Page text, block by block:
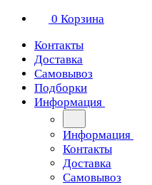
0 Корзина
Контакты
Доставка
Самовывоз
Подборки
Информация
Информация
Контакты
Доставка
Самовывоз